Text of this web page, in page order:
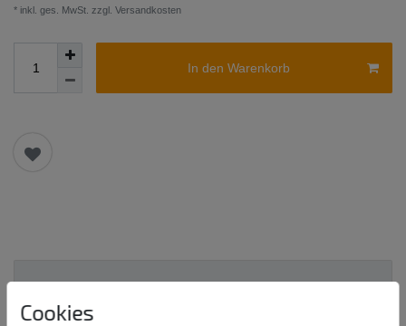
* inkl. ges. MwSt. zzgl. Versandkosten
In den Warenkorb
Beschreibung
Cookies